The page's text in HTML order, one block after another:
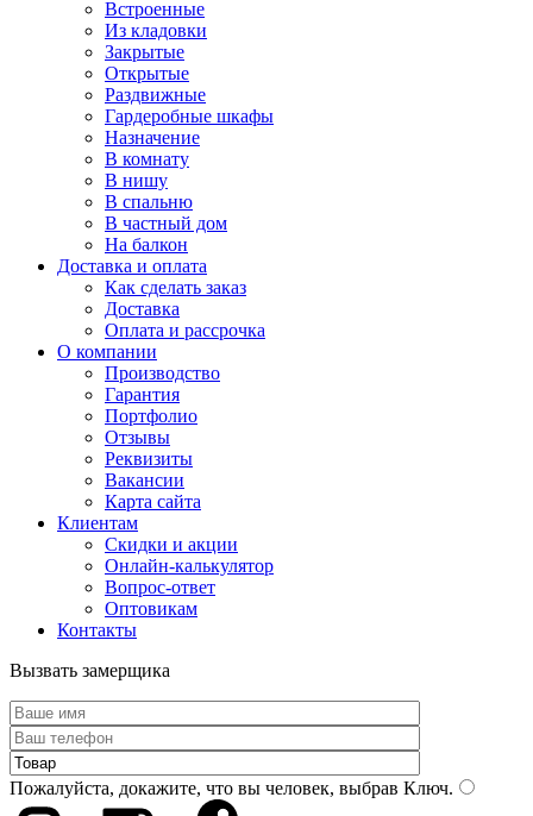
Встроенные
Из кладовки
Закрытые
Открытые
Раздвижные
Гардеробные шкафы
Назначение
В комнату
В нишу
В спальню
В частный дом
На балкон
Доставка и оплата
Как сделать заказ
Доставка
Оплата и рассрочка
О компании
Производство
Гарантия
Портфолио
Отзывы
Реквизиты
Вакансии
Карта сайта
Клиентам
Скидки и акции
Онлайн-калькулятор
Вопрос-ответ
Оптовикам
Контакты
Вызвать замерщика
Пожалуйста, докажите, что вы человек, выбрав Ключ.